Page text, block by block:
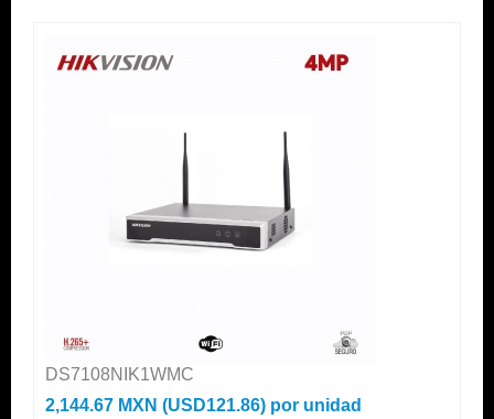
DS7108NIK1WMC
2,144.67 MXN (USD121.86) por unidad